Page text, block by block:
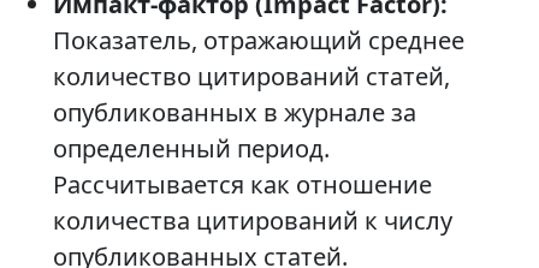
Показатель, отражающий среднее
количество цитирований статей,
опубликованных в журнале за
определенный период.
Рассчитывается как отношение
количества цитирований к числу
опубликованных статей.